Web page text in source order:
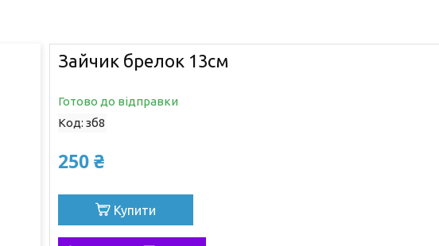
Зайчик брелок 13см
Готово до відправки
Код: зб8
250 ₴
Купити